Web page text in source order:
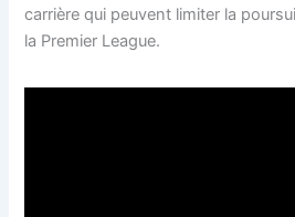
carrière qui peuvent limiter la
la Premier League.